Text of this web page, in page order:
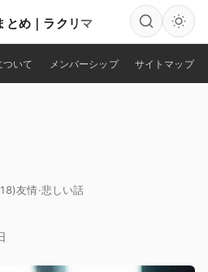
とめ｜ラクリマ
検索
ついて メンバーシップ サイトマップ
友情·悲しい話